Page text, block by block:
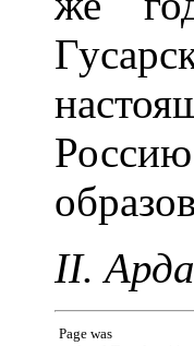
II.
Page was